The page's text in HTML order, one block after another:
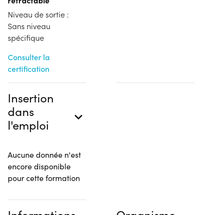
Niveau de sortie :
Sans niveau
spécifique
Consulter la
certification
Insertion
dans
l'emploi
Aucune donnée n'est
encore disponible
pour cette formation